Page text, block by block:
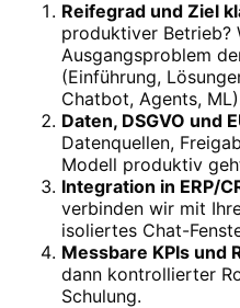
Reifegrad und Ziel
produktiver Betrieb?
Ausgangsproblem
(Einführung,
Chatbot, Agents,
Daten, DSGVO und
Datenquellen,
Modell produktiv
Integration in ERP/
verbinden wir mit
isoliertes Chat-
Messbare KPIs und
dann kontrollierter
Schulung.